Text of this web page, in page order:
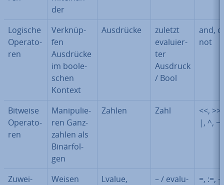
der
Logische
Ope­ra­to­
ren
Ver­knüp­
fen
Ausdrücke
im boole­
schen
Kontext
Ausdrücke
zuletzt
eva­lu­ier­
ter
Ausdruck
/ Bool
and,
not
Bitweise
Ope­ra­to­
ren
Ma­ni­pu­lie­
ren Ganz­
zah­len als
Bi­när­fol­
gen
Zahlen Zahl
<<,
|, ^, ~
Zu­wei­
Weisen
Lvalue,
– / eva­lu­
=, :=,